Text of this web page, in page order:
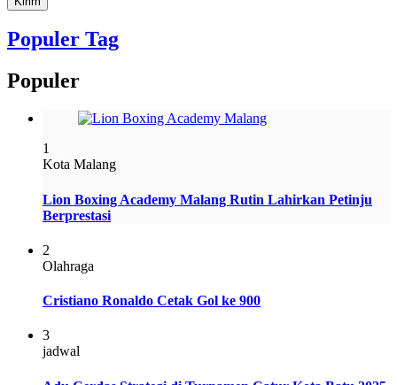
Populer Tag
Populer
1
Kota Malang
Lion Boxing Academy Malang Rutin Lahirkan Petinju
Berprestasi
2
Olahraga
Cristiano Ronaldo Cetak Gol ke 900
3
jadwal